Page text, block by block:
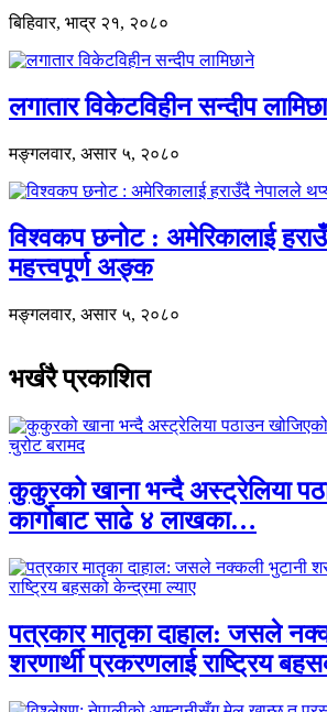
बिहिवार, भाद्र २१, २०८०
लगातार विकेटविहीन सन्दीप
मङ्गलवार, असार ५, २०८०
विश्वकप छनोट : अमेरिकालाई
महत्त्वपूर्ण अङ्क
मङ्गलवार, असार ५, २०८०
भर्खरै प्रकाशित
कुकुरको खाना भन्दै अस्ट्रेलिया
कार्गोबाट साढे ४ लाखका…
पत्रकार मातृका दाहाल: जसले
शरणार्थी प्रकरणलाई राष्ट्रिय